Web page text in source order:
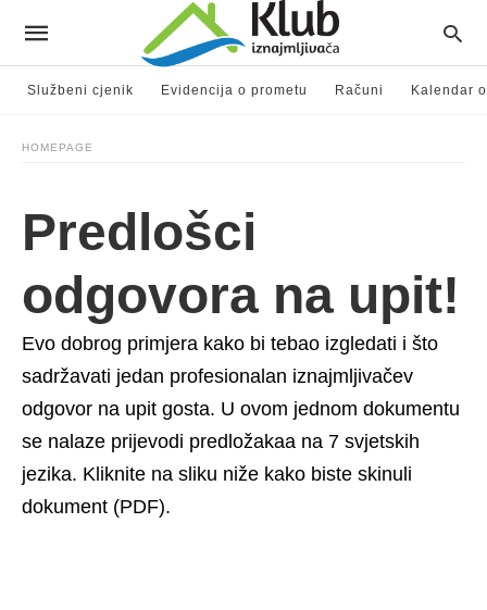
Službeni cjenik Evidencija o prometu Računi Kalendar
HOMEPAGE
Predlošci
odgovora na upit!
Evo dobrog primjera kako bi tebao izgledati i što
sadržavati jedan profesionalan iznajmljivačev
odgovor na upit gosta. U ovom jednom dokumentu
se nalaze prijevodi predložakaa na 7 svjetskih
jezika. Kliknite na sliku niže kako biste skinuli
dokument (PDF).